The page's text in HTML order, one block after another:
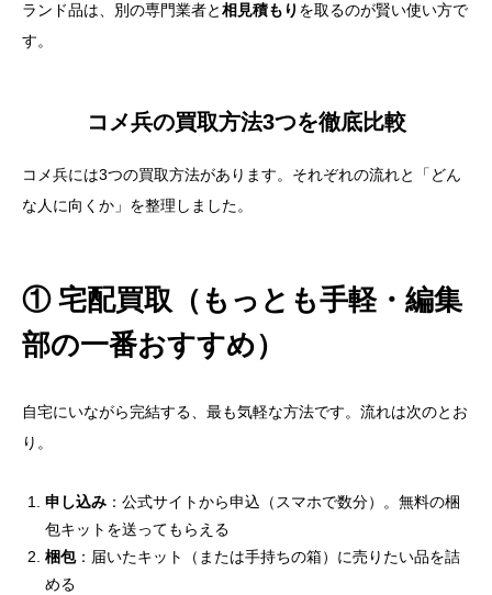
ランド品は、別の専門業者と相見積もり を取るのが賢い使い方で
す。
コメ兵の買取方法3つを徹底比較
コメ兵には3つの買取方法があります。それぞれの流れと「どん
な人に向くか」を整理しました。
① 宅配買取（もっとも手軽・編集
部の一番おすすめ）
自宅にいながら完結する、最も気軽な方法です。流れは次のとお
り。
申し込み ：公式サイトから申込（スマホで数分）。無料の梱
包キットを送ってもらえる
梱包：届いたキット（または手持ちの箱）に売りたい品を詰
める